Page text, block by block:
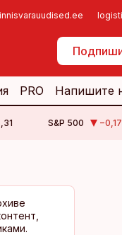
PRO Напишите
S&P 500 −0,17